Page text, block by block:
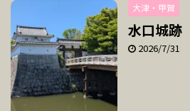
大津・甲賀
水口城跡
2026/7/31